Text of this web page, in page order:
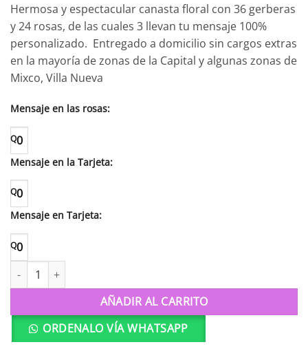
Hermosa y espectacular canasta floral con 36 gerberas
y 24 rosas, de las cuales 3 llevan tu mensaje 100%
personalizado. Entregado a domicilio sin cargos extras
en la mayoría de zonas de la Capital y algunas zonas de
Mixco, Villa Nueva
Mensaje en las rosas:
Q0
Mensaje en la Tarjeta:
Q0
Mensaje en Tarjeta:
Q0
H8 Admiración cantidad
AÑADIR AL CARRITO
ORDENALO VÍA WHATSAPP